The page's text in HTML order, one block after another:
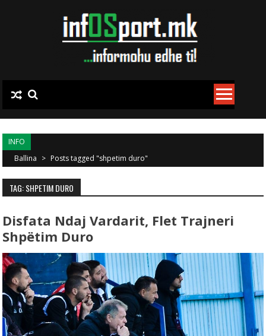
INFO
Ballina > Posts tagged "shpetim duro"
TAG: SHPETIM DURO
Disfata Ndaj Vardarit, Flet Trajneri
Shpëtim Duro